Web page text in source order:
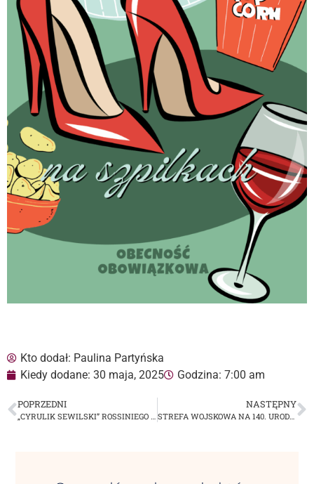
Kto dodał: Paulina Partyńska
Kiedy dodane: 30 maja, 2025 Godzina: 7:00 am
POPRZEDNI
„CYRULIK SEWILSKI” ROSSINIEGO – KLASYCZNE BEL CANTO NA KONIEC SEZONU MET W KINIE „SOKÓŁ”
NASTĘPNY
STREFA WOJSKOWA NA 140. URODZINACH GENERAŁA MARIANA KUKIELA